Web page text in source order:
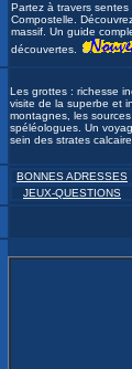
Partez à travers
Compostelle.
massif. Un guide
découvertes.
Les grottes : richesse
visite de la superbe et
montagnes, les
spéléologues. Un
sein des strates
BONNES ADRESSES
JEUX-QUESTIONS